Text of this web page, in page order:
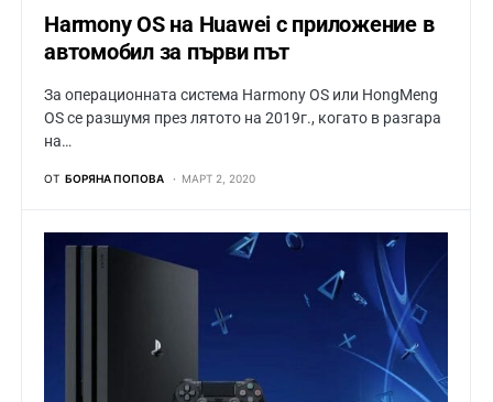
Harmony OS на Huawei с приложение в
автомобил за първи път
За операционната система Harmony OS или HongMeng
OS се разшумя през лятото на 2019г., когато в разгара
на…
ОТ БОРЯНА ПОПОВА МАРТ 2, 2020